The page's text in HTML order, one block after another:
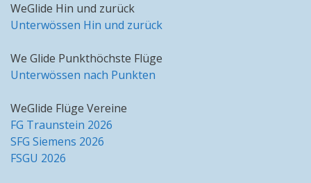
WeGlide Hin und zurück
Unterwössen Hin und zurück
We Glide Punkthöchste Flüge
Unterwössen nach Punkten
WeGlide Flüge Vereine
FG Traunstein 2026
SFG Siemens 2026
FSGU 2026